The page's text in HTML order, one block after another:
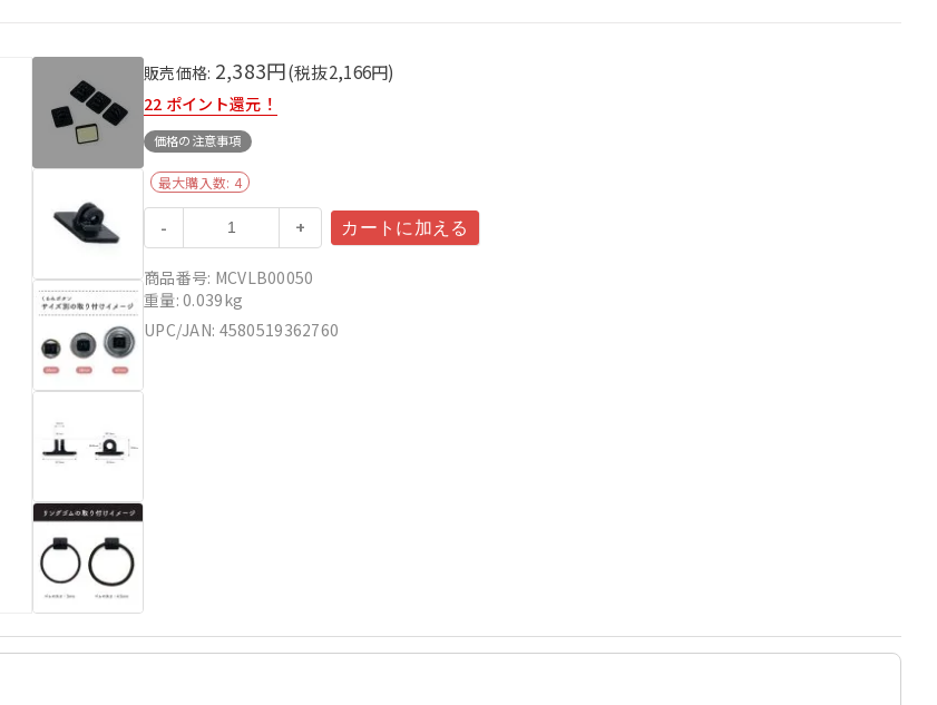
販売価格: 2,383円(税抜2,166円)
22 ポイント還元！
価格の注意事項
最大購入数: 4
- +
商品番号: MCVLB00050
重量: 0.039kg
UPC/JAN: 4580519362760